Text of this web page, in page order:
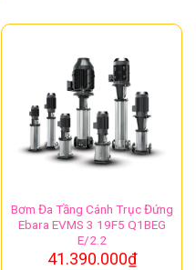
Bơm Đa Tầng Cánh Trục Đứng
Ebara EVMS 3 19F5 Q1BEG
E/2.2
41.390.000₫